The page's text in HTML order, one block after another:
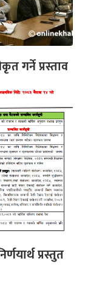
गर्ने प्रस्ताव
प्रस्तुत